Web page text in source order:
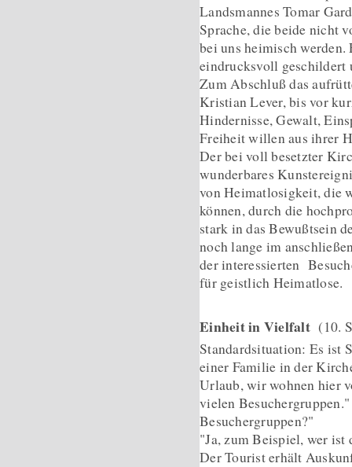
Landsmannes Tomar
Sprache, die beide nicht
bei uns heimisch
eindrucksvoll geschildert
Zum Abschluß das
Kristian Lever, bis vor
Hindernisse, Gewalt,
Freiheit willen aus ihrer
Der bei voll besetzter
wunderbares
von Heimatlosigkeit, die
können, durch die
stark in das Bewußtsein
noch lange im
der interessierten
für geistlich Heimatlose.
Einheit in Vielfalt(10.
Standardsituation: Es ist
einer Familie in der
Urlaub, wir wohnen hier
vielen
Besuchergruppen?"
"Ja, zum Beispiel, wer ist
Der Tourist erhält